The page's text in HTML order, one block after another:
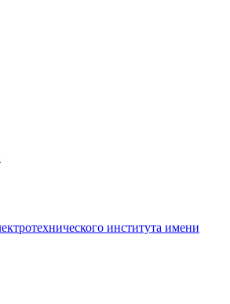
института имени